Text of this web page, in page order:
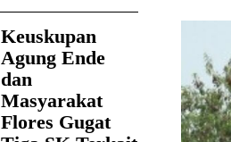
Keuskupan
Agung Ende
dan
Masyarakat
Flores Gugat